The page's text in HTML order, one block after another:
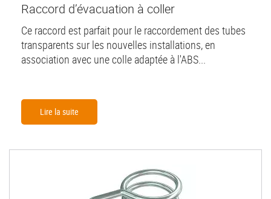
Raccord d’évacuation à coller
Ce raccord est parfait pour le raccordement des tubes
transparents sur les nouvelles installations, en
association avec une colle adaptée à l'ABS...
Lire la suite